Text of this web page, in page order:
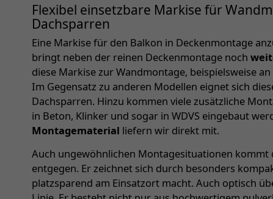
Flexibel einsetzbare Markise für
Dachsparren
Eine Markise für den Balkon in Deckenmontage
bringt neben der reinen Deckenmontage noch
diese Markise zur Wandmontage, beispielsweise
Im Gegensatz zu anderen Modellen eignet sich
Dachsparren. Hinzu kommen viele zusätzliche
in Beton, Klinker und sogar in WDVS eingebaut
Montagematerial liefern wir direkt mit.
Auch ungewöhnlichen Montagesituationen kommt
entgegen. Er zeichnet sich durch besonders
platzsparend am Einsatzort macht. Auch optisch